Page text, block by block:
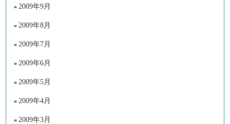
2009年9月
2009年8月
2009年7月
2009年6月
2009年5月
2009年4月
2009年3月